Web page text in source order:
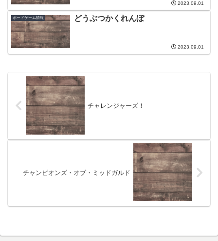
2023.09.01
ボードゲーム情報 どうぶつかくれんぼ
2023.09.01
チャレンジャーズ！
チャンピオンズ・オブ・ミッドガルド